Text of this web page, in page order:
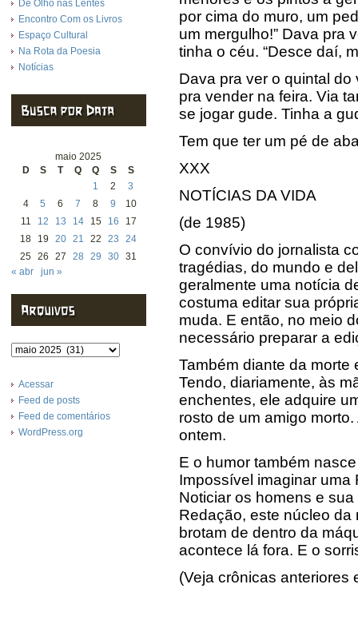
De Olho nas Lentes
Encontro Com os Livros
Espaço Cultural
Na Rota da Poesia
Notícias
maio 2025
D
S T Q Q S
S
1
2
3
4
5 6 7 8 9
10
11
12 13 14 15 16
17
18
19 20 21 22 23
24
25 26 27 28 29 30 31
« abr
jun »
Arquivos
Acessar
Feed de posts
Feed de comentários
WordPress.org
por cima do muro, um
um mergulho!” Dava pra
tinha o céu. “Desce daí,
Dava pra ver o quintal
pra vender na feira. Via
se jogar gude. Tinha a
Tem que ter um pé de
XXX
NOTÍCIAS DA VIDA
(de 1985)
O convívio do jornalista
tragédias, do mundo e
geralmente uma notícia
costuma editar sua
muda. E então, no meio
necessário preparar a
Também diante da
Tendo, diariamente, às
enchentes, ele adquire
rosto de um amigo
ontem.
E o humor também
Impossível imaginar uma
Noticiar os homens e
Redação, este núcleo
brotam de dentro da
acontece lá fora. E o
(Veja crônicas anteriores